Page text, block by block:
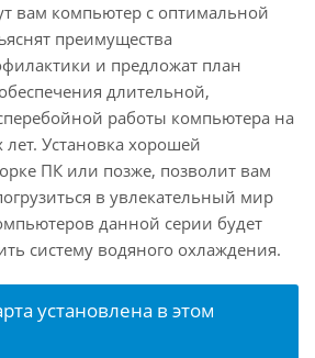
вам компьютер с оптимальной
преимущества
и предложат план
длительной,
работы компьютера на
Установка хорошей
ПК или позже, позволит вам
в увлекательный мир
данной серии будет
систему водяного охлаждения.
установлена в этом